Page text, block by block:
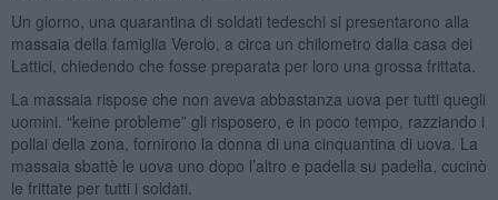
Un giorno, una quarantina di soldati tedeschi si presentarono alla
massaia della famiglia Verolo, a circa un chilometro dalla casa dei
Lattici, chiedendo che fosse preparata per loro una grossa frittata.
La massaia rispose che non aveva abbastanza uova per tutti quegli
uomini. “keine probleme” gli risposero, e in poco tempo, razziando i
pollai della zona, fornirono la donna di una cinquantina di uova. La
massaia sbattè le uova uno dopo l’altro e padella su padella, cucinò
le frittate per tutti i soldati.